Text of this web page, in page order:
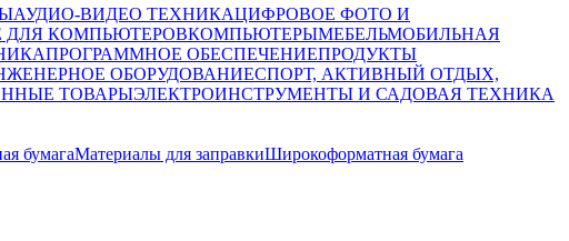
АУДИО-ВИДЕО ТЕХНИКАЦИФРОВОЕ ФОТО И
КОМПЬЮТЕРОВКОМПЬЮТЕРЫМЕБЕЛЬМОБИЛЬНАЯ
ПРОГРАММНОЕ ОБЕСПЕЧЕНИЕПРОДУКТЫ
ОБОРУДОВАНИЕСПОРТ, АКТИВНЫЙ ОТДЫХ,
ТОВАРЫЭЛЕКТРОИНСТРУМЕНТЫ И САДОВАЯ ТЕХНИКА
бумагаМатериалы для заправкиШирокоформатная бумага